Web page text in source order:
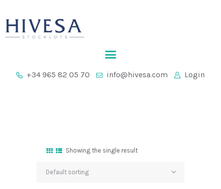
+34 965 82 05 70 info@hivesa.com Login
INICIO
Showing the single result